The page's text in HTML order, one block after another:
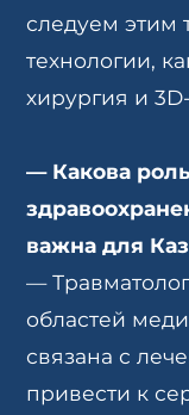
следуем этим
технологии,
хирургия и
— Какова
важна для
—
областей
связана с
привести к